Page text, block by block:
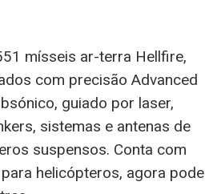
mísseis ar-terra Hellfire,
com precisão Advanced
guiado por laser,
sistemas e antenas de
suspensos. Conta com
helicópteros, agora pode